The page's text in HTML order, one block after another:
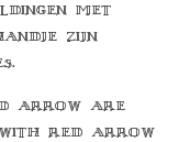
met
zijn
arrow are
with red arrow